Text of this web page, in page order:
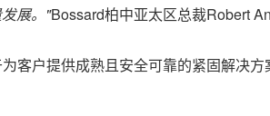
展。 "Bossard柏中亚太区总裁Robert
户提供成熟且安全可靠的紧固解决方